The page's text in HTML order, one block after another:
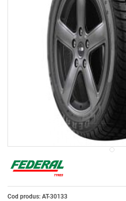
Cod produs: AT-30133